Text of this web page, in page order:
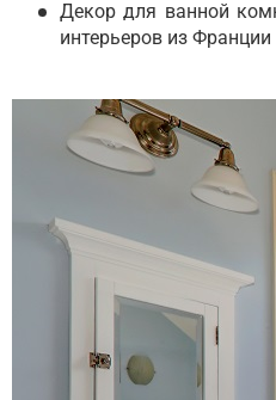
Декор для ванной
интерьеров из Франции